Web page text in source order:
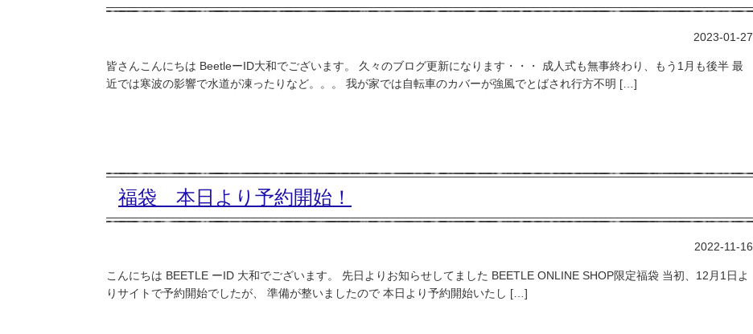
2023-01-27
皆さんこんにちは BeetleーID大和でございます。 久々のブログ更新になります・・・ 成人式も無事終わり、もう1月も後半 最
近では寒波の影響で水道が凍ったりなど。。。 我が家では自転車のカバーが強風でとばされ行方不明 […]
福袋 本日より予約開始！
2022-11-16
こんにちは BEETLE ーID 大和でございます。 先日よりお知らせしてました BEETLE ONLINE SHOP限定福袋 当初、12月1日よ
りサイトで予約開始でしたが、 準備が整いましたので 本日より予約開始いたし […]